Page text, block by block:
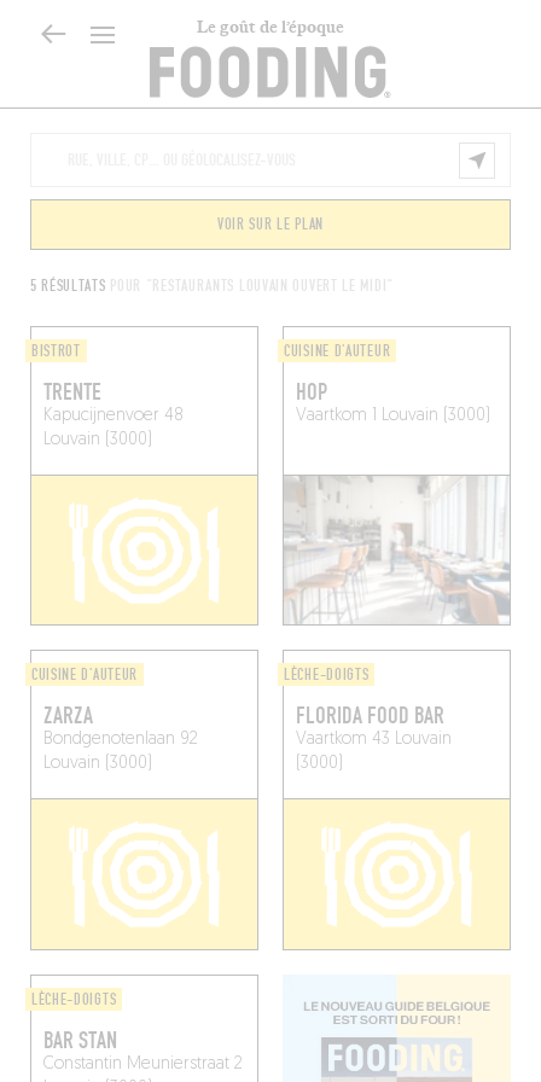
Le goût de l’époque
5 RÉSULTATS POUR "RESTAURANTS LOUVAIN OUVERT LE MIDI"
VOIR SUR LE PLAN
BISTROT
TRENTE
Kapucijnenvoer 48
Louvain (3000)
CUISINE D'AUTEUR
HOP
Vaartkom 1 Louvain (3000)
CUISINE D'AUTEUR
ZARZA
Bondgenotenlaan 92
Louvain (3000)
LÈCHE-DOIGTS
FLORIDA FOOD BAR
Vaartkom 43 Louvain
(3000)
LÈCHE-DOIGTS
BAR STAN
Constantin Meunierstraat 2